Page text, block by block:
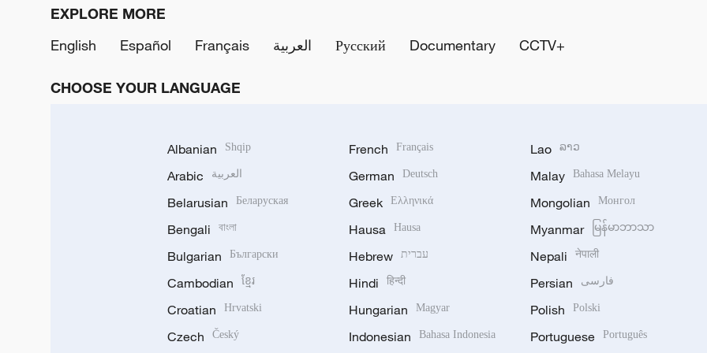
EXPLORE MORE
English
Español Français العربية Русский Documentary CCTV+
CHOOSE YOUR LANGUAGE
Albanian Shqip
Arabic العربية
Belarusian Беларуская
Bengali বাংলা
Bulgarian Български
Cambodian ខ្មែរ
Croatian Hrvatski
Czech Český
French Français
German Deutsch
Greek Ελληνικά
Hausa Hausa
Hebrew עברית
Hindi हिन्दी
Hungarian Magyar
Indonesian Bahasa Indonesia
Lao ລາວ
Malay Bahasa Melayu
Mongolian Монгол
Myanmar မြန်မာဘာသာ
Nepali नेपाली
Persian فارسی
Polish Polski
Portuguese Português